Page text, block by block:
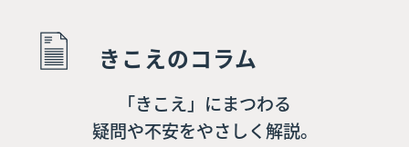
きこえのコラム
「きこえ」にまつわる
疑問や不安をやさしく解説。